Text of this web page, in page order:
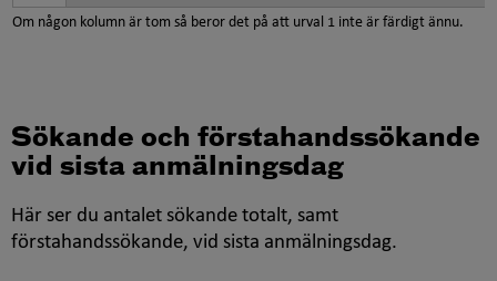
Om någon kolumn är tom så beror det på att urval 1 inte är färdigt ännu.
Sökande och förstahandssökande
vid sista anmälningsdag
Här ser du antalet sökande totalt, samt
förstahandssökande, vid sista anmälningsdag.